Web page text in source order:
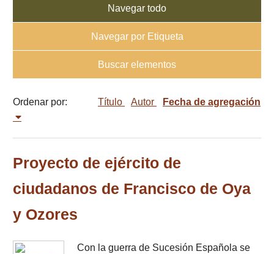
Navegar todo
Navegar por Etiqueta
Buscar elementos
Ordenar por: Título Autor Fecha de agregación
Proyecto de ejército de
ciudadanos de Francisco de Oya
y Ozores
Con la guerra de Sucesión Española se